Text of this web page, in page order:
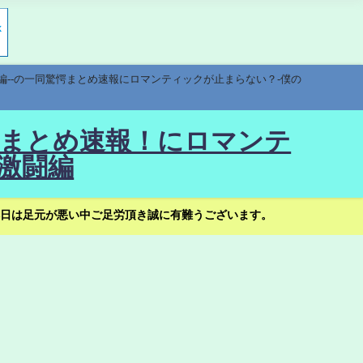
の一同驚愕まとめ速報にロマンティックが止まらない？-僕の
とめ速報！にロマンテ
闘編
足元が悪い中ご足労頂き誠に有難うございます。